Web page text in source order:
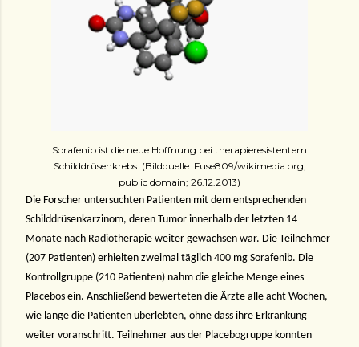
Sorafenib ist die neue Hoffnung bei therapieresistentem
Schilddrüsenkrebs. (Bildquelle: Fuse809/wikimedia.org;
public domain; 26.12.2013)
Die Forscher untersuchten Patienten mit dem entsprechenden
Schilddrüsenkarzinom, deren Tumor innerhalb der letzten 14
Monate nach Radiotherapie weiter gewachsen war. Die Teilnehmer
(207 Patienten) erhielten zweimal täglich 400 mg Sorafenib. Die
Kontrollgruppe (210 Patienten) nahm die gleiche Menge eines
Placebos ein. Anschließend bewerteten die Ärzte alle acht Wochen,
wie lange die Patienten überlebten, ohne dass ihre Erkrankung
weiter voranschritt. Teilnehmer aus der Placebogruppe konnten